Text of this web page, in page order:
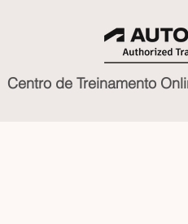
Centro de Treinamento